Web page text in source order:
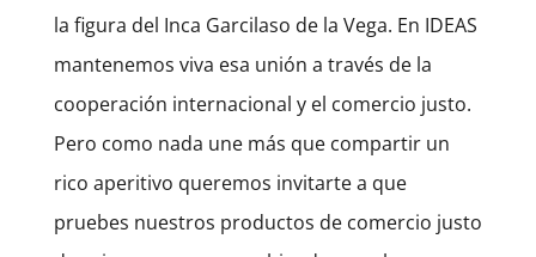
la figura del Inca Garcilaso de la Vega. En IDEAS
mantenemos viva esa unión a través de la
cooperación internacional y el comercio justo.
Pero como nada une más que compartir un
rico aperitivo queremos invitarte a que
pruebes nuestros productos de comercio justo